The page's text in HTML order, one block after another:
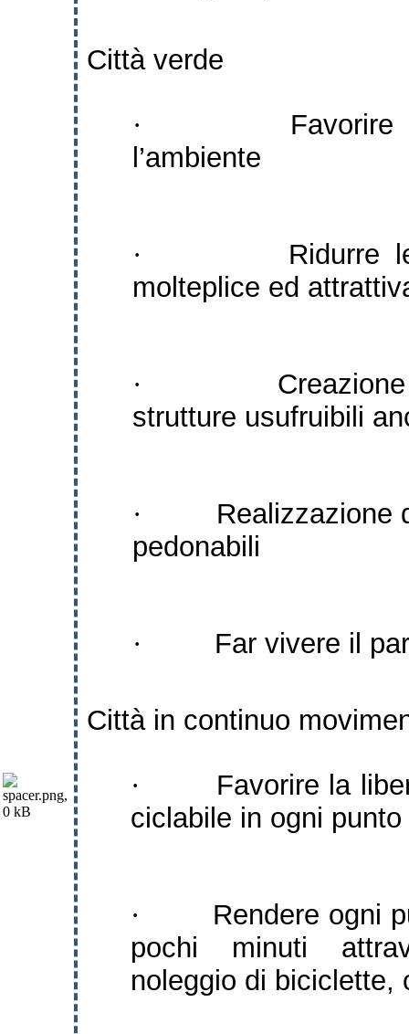
Città verde
·
l’ambiente
·
Ridurre
molteplice ed
·
strutture usufruibili
·
Realizzazione
pedonabili
· Far vivere il
Città in continuo
·
Favorire la
ciclabile in ogni
·
Rendere ogni
pochi minuti
noleggio di biciclette,